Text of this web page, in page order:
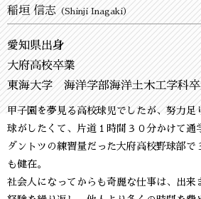
稲垣 信志（Shinji Inagaki）
愛知県出身
大府高校卒業
東海大学 海洋学部海洋土木工学科
甲子園を夢見る高校球児でしたが、努力足
球がしたくて、片道１時間３０分かけて通
ダントツの練習量だった大府高校野球部で
も健在。
社会人になってからも奇麗な仕事は、出来